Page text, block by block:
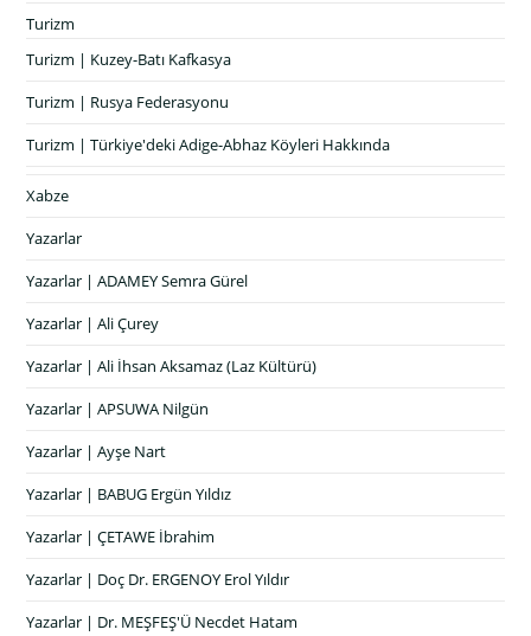
Turizm
Turizm | Kuzey-Batı Kafkasya
Turizm | Rusya Federasyonu
Turizm | Türkiye'deki Adige-Abhaz Köyleri Hakkında
Xabze
Yazarlar
Yazarlar | ADAMEY Semra Gürel
Yazarlar | Ali Çurey
Yazarlar | Ali İhsan Aksamaz (Laz Kültürü)
Yazarlar | APSUWA Nilgün
Yazarlar | Ayşe Nart
Yazarlar | BABUG Ergün Yıldız
Yazarlar | ÇETAWE İbrahim
Yazarlar | Doç Dr. ERGENOY Erol Yıldır
Yazarlar | Dr. MEŞFEŞ'Ü Necdet Hatam